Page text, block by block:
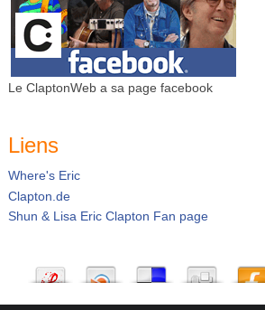
Le ClaptonWeb a sa page facebook
Liens
Where's Eric
Clapton.de
Shun & Lisa Eric Clapton Fan page